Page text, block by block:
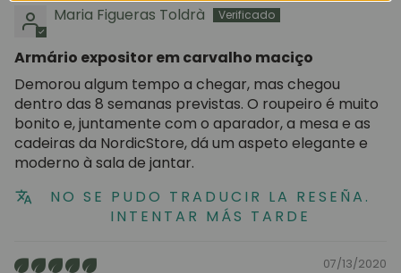
Maria Figueras Toldrà
Armário expositor em carvalho maciço
Demorou algum tempo a chegar, mas chegou
dentro das 8 semanas previstas. O roupeiro é muito
bonito e, juntamente com o aparador, a mesa e as
cadeiras da NordicStore, dá um aspeto elegante e
moderno à sala de jantar.
NO SE PUDO TRADUCIR LA RESEÑA.
INTENTAR MÁS TARDE
07/13/2020